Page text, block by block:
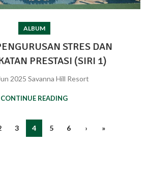
ALBUM
STRES DAN
PRESTASI (SIRI 1)
2025 Savanna Hill Resort
CONTINUE READING
3 4 5 6 › »